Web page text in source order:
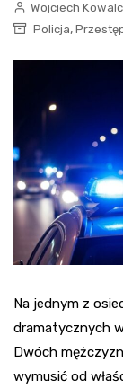
Wojciech
Policja,
Na jednym z
dramatycznych
Dwóch
wymusić od